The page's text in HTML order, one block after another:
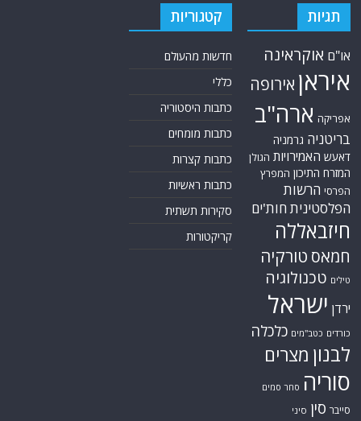
תגיות
או"ם אוקראינה
איראן אירופה
אפריקה ארה"ב
בריטניה גרמניה
דאעש האמירויות הגולן
המזרח התיכון המפרץ
הפרסי הרשות
הפלסטיניתחות'ים
חיזבאללה
חמאס טורקיה
טילים טכנולוגיה
ירדן ישראל
כורדים כטב"מים כלכלה
לבנון מצרים
סוריה סחר סמים
סייבר סין סיני
קטגוריות
חדשות מהעולם
כללי
כתבות היסטוריה
כתבות מומחים
כתבות קצרות
כתבות ראשיות
סקירות תשתית
קריקטורות